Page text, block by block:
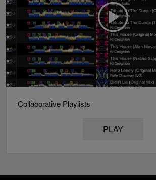
Collaborative Playlists
PLAY